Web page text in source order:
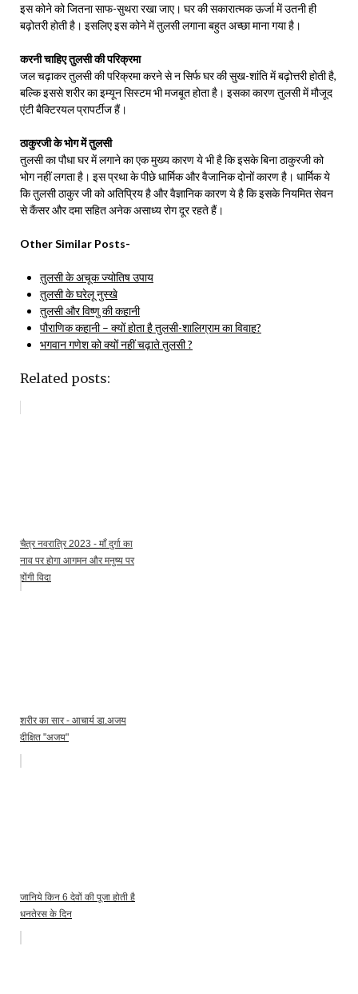
इस कोने को जितना साफ-सुथरा रखा जाए। घर की सकारात्मक ऊर्जा में उतनी ही
बढ़ोतरी होती है। इसलिए इस कोने में तुलसी लगाना बहुत अच्छा माना गया है।
करनी चाहिए तुलसी की परिक्रमा
जल चढ़ाकर तुलसी की परिक्रमा करने से न सिर्फ घर की सुख-शांति में बढ़ोत्तरी होती है,
बल्कि इससे शरीर का इम्यून सिस्टम भी मजबूत होता है। इसका कारण तुलसी में मौजूद
एंटी बैक्टिरयल प्रापर्टीज हैं।
ठाकुरजी के भोग में तुलसी
तुलसी का पौधा घर में लगाने का एक मुख्य कारण ये भी है कि इसके बिना ठाकुरजी को
भोग नहीं लगता है। इस प्रथा के पीछे धार्मिक और वैजानिक दोनों कारण है। धार्मिक ये
कि तुलसी ठाकुर जी को अतिप्रिय है और वैज्ञानिक कारण ये है कि इसके नियमित सेवन
से कैंसर और दमा सहित अनेक असाध्य रोग दूर रहते हैं।
Other Similar Posts-
तुलसी के अचूक ज्योतिष उपाय
तुलसी के घरेलू नुस्खे
तुलसी और विष्णु की कहानी
पौराणिक कहानी – क्यों होता है तुलसी-शालिग्राम का विवाह?
भगवान गणेश को क्यों नहीं चढ़ाते तुलसी ?
Related posts:
चैत्र नवरात्रि 2023 - माँ दुर्गा का
नाव पर होगा आगमन और मनुष्य पर
होंगी विदा
शरीर का सार - आचार्य डा.अजय
दीक्षित "अजय"
जानिये किन 6 देवों की पूजा होती है
धनतेरस के दिन